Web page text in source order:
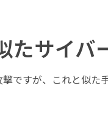
たサイバ
ですが、これと似